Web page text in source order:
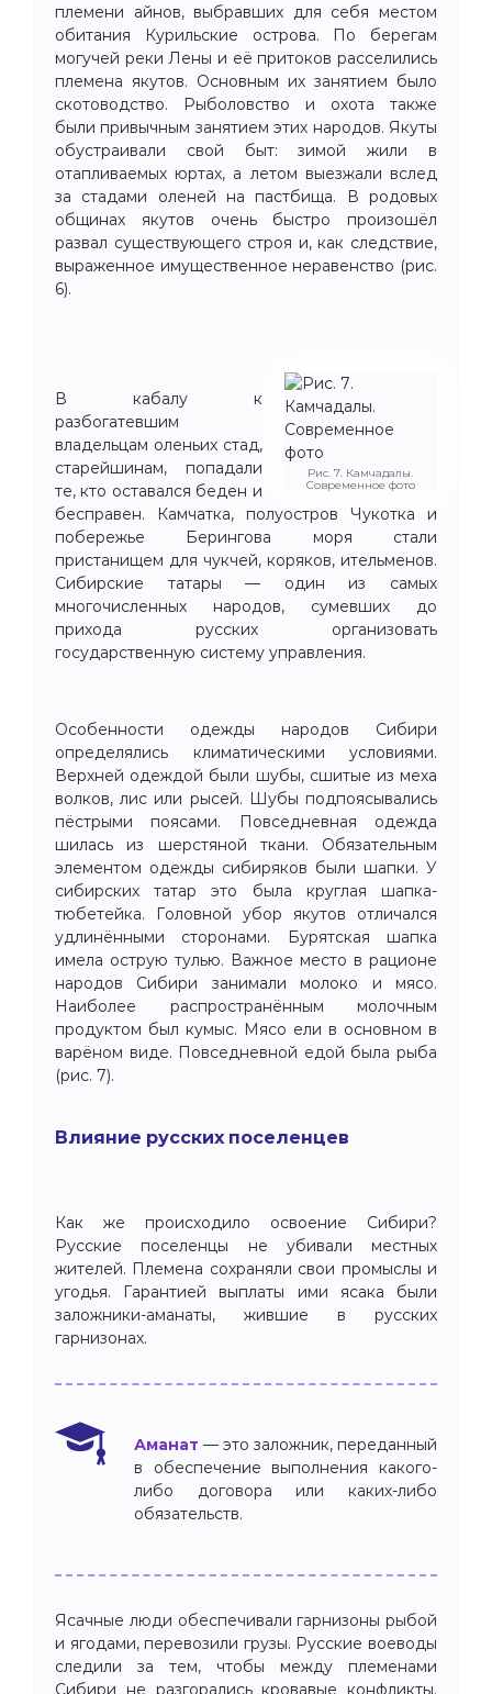
племени айнов, выбравших для себя местом
обитания Курильские острова. По берегам
могучей реки Лены и её притоков расселились
племена якутов. Основным их занятием было
скотоводство. Рыболовство и охота также
были привычным занятием этих народов. Якуты
обустраивали свой быт: зимой жили в
отапливаемых юртах, а летом выезжали вслед
за стадами оленей на пастбища. В родовых
общинах якутов очень быстро произошёл
развал существующего строя и, как следствие,
выраженное имущественное неравенство (рис.
6).
Рис. 7. Камчадалы.
Современное фото
В кабалу к
разбогатевшим
владельцам оленьих стад,
старейшинам, попадали
те, кто оставался беден и
бесправен. Камчатка, полуостров Чукотка и
побережье Берингова моря стали
пристанищем для чукчей, коряков, ительменов.
Сибирские татары — один из самых
многочисленных народов, сумевших до
прихода русских организовать
государственную систему управления.
Особенности одежды народов Сибири
определялись климатическими условиями.
Верхней одеждой были шубы, сшитые из меха
волков, лис или рысей. Шубы подпоясывались
пёстрыми поясами. Повседневная одежда
шилась из шерстяной ткани. Обязательным
элементом одежды сибиряков были шапки. У
сибирских татар это была круглая шапка-
тюбетейка. Головной убор якутов отличался
удлинёнными сторонами. Бурятская шапка
имела острую тулью. Важное место в рационе
народов Сибири занимали молоко и мясо.
Наиболее распространённым молочным
продуктом был кумыс. Мясо ели в основном в
варёном виде. Повседневной едой была рыба
(рис. 7).
Влияние русских поселенцев
Как же происходило освоение Сибири?
Русские поселенцы не убивали местных
жителей. Племена сохраняли свои промыслы и
угодья. Гарантией выплаты ими ясака были
заложники-аманаты, жившие в русских
гарнизонах.
Аманат — это заложник, переданный
в обеспечение выполнения какого-
либо договора или каких-либо
обязательств.
Ясачные люди обеспечивали гарнизоны рыбой
и ягодами, перевозили грузы. Русские воеводы
следили за тем, чтобы между племенами
Сибири не разгорались кровавые конфликты.